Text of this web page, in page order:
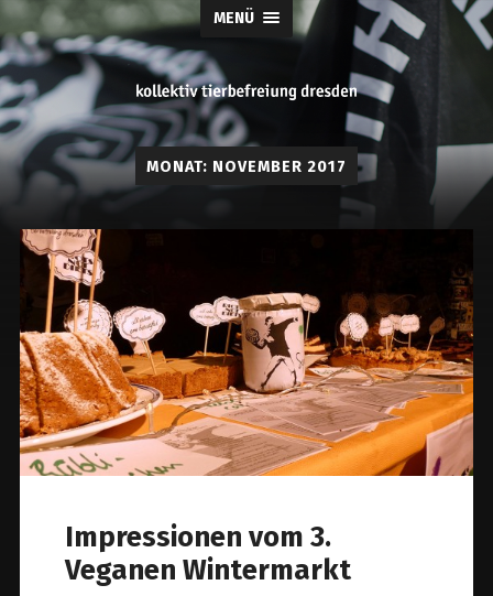
MENÜ
tierbefreiung
dresden
MONAT: NOVEMBER 2017
Impressionen vom 3.
Veganen Wintermarkt